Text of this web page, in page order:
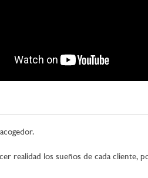
realidad los sueños de cada cliente,